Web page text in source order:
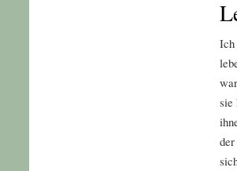
Ich
sie